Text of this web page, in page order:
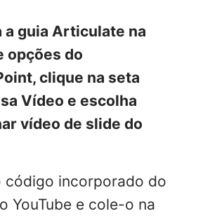
a guia Articulate na
opções do
clique na seta
Vídeo e escolha
vídeo de slide do
código incorporado do
YouTube e cole-o na